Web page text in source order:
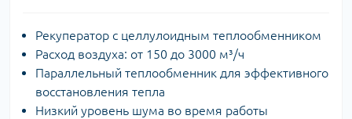
Рекуператор с целлулоидным теплообменником
Расход воздуха: от 150 до 3000 м³/ч
Параллельный теплообменник для эффективного
восстановления тепла
Низкий уровень шума во время работы